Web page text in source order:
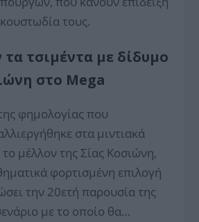
τους.
τσιμέντα με δίδυμο
στο Mega
φημολογίας που
στα μιντιακά
μέλλον της Σίας Κοσιώνη,
φορτισμένη επιλογή
την 20ετή παρουσία της
με το οποίο θα…